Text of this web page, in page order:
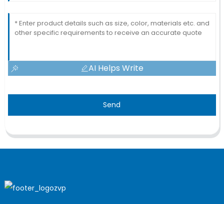
AI Helps Write
Send